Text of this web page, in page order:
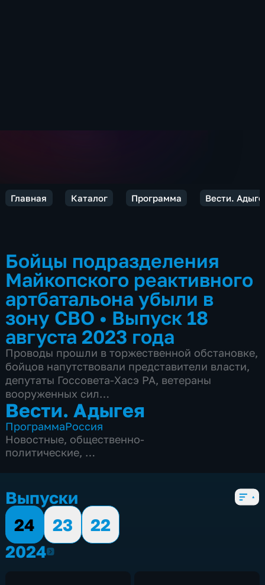
Главная Каталог Программа Вести.
Бойцы подразделения
Майкопского реактивного
артбатальона убыли в
зону СВО • Выпуск 18
августа 2023 года
Проводы прошли в торжественной обстановке,
бойцов напутствовали представители власти,
депутаты Госсовета-Хасэ РА, ветераны
вооруженных сил…
Вести. Адыгея
ПрограммаРоссия
Новостные, общественно-
политические,
Выпуски
24
23
22
20242024